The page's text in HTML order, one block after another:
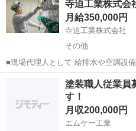
ます。 ⚫︎作業内容は、島牧村トンネル関連工事に伴う、職長としての
作業指揮、施工道路工事で...
寺迫工業株式会
月給350,000円
寺迫工業株式会社
その他
■現場代理人として 給排水や空調設
だきます。 [仕事内容] ■設備工事の施工計画策定、進捗管理業務 ■工
事における品質管理、安全管理、工程管理の実施 ■
その他 施工管理
塗装職人従業員
す！
月収200,000円
エムケー工業